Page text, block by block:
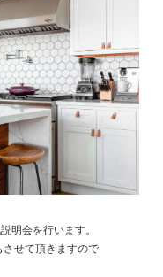
明会を行います。
させて頂きますので